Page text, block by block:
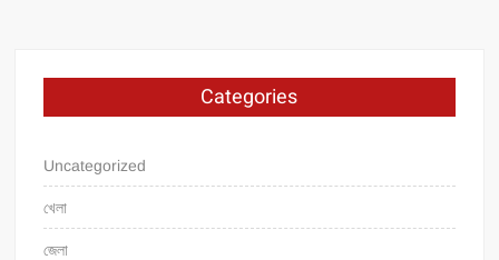
Categories
Uncategorized
খেলা
জেলা